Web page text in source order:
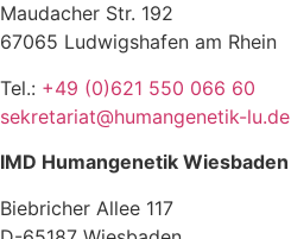
Maudacher Str. 192
67065 Ludwigshafen am Rhein
Tel.: +49 (0)621 550 066 60
sekretariat@humangenetik-lu.de
IMD Humangenetik Wiesbaden
Biebricher Allee 117